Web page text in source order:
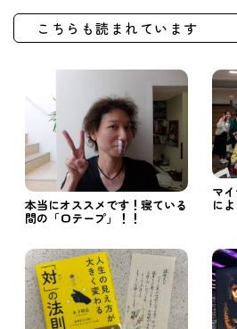
こちらも読まれています
本当にオススメです！寝ている
間の「口テープ」！！
マ
に